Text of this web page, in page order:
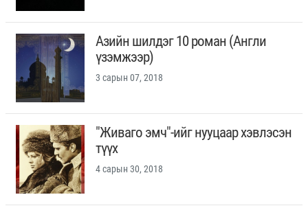
Азийн шилдэг 10 роман (Англи
үзэмжээр)
3 сарын 07, 2018
"Живаго эмч"-ийг нууцаар хэвлэсэн
түүх
4 сарын 30, 2018